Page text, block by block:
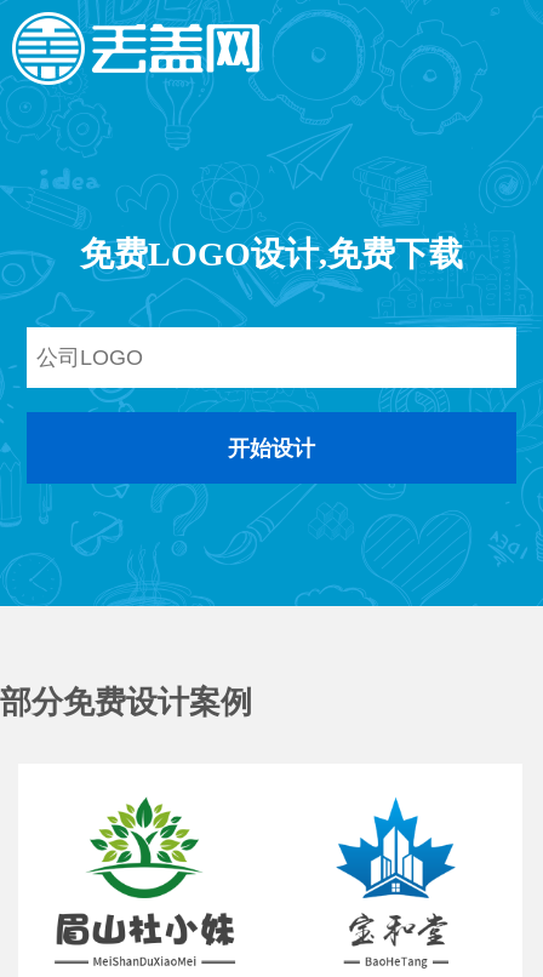
免费LOGO设计,免费下载
部分免费设计案例